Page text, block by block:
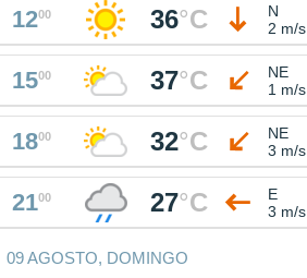
1200 36°C
N
2 m/s
1500 37°C
NE
1 m/s
1800 32°C
NE
3 m/s
2100 27°C
E
3 m/s
09 AGOSTO, DOMINGO